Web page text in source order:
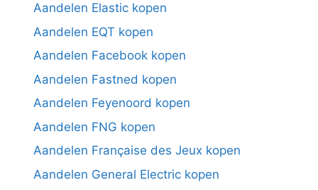
Aandelen Elastic kopen
Aandelen EQT kopen
Aandelen Facebook kopen
Aandelen Fastned kopen
Aandelen Feyenoord kopen
Aandelen FNG kopen
Aandelen Française des Jeux kopen
Aandelen General Electric kopen